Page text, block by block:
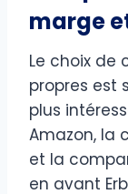
marge
Le choix de
propres est
plus
Amazon, la
et la
en avant